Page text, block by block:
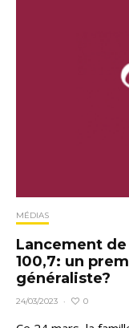
MÉDIAS
Lancement
100,7: un
généraliste?
24/03/2023 · 0